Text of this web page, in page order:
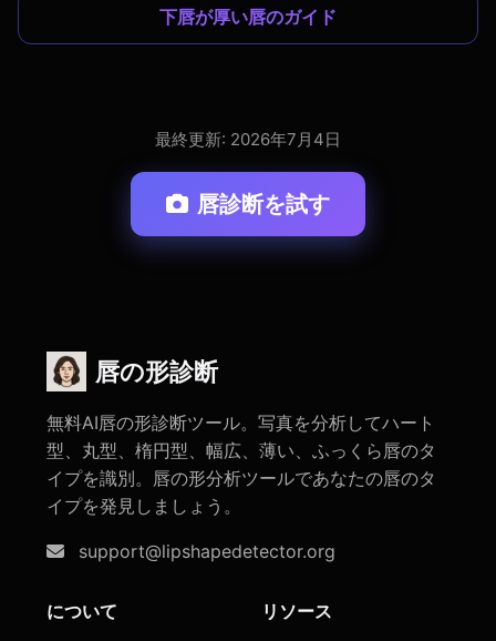
下唇が厚い唇のガイド
最終更新: 2026年7月4日
唇診断を試す
唇の形診断
無料AI唇の形診断ツール。写真を分析してハート
型、丸型、楕円型、幅広、薄い、ふっくら唇のタ
イプを識別。唇の形分析ツールであなたの唇のタ
イプを発見しましょう。
support@lipshapedetector.org
について
リソース